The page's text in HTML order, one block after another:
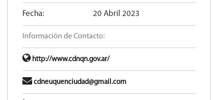
Fecha: 20 Abril 2023
Información de Contacto:
http://www.cdnqn.gov.ar/
cdneuquenciudad@gmail.com